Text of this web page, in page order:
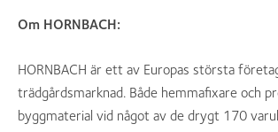
Om HORNBACH:
HORNBACH är ett av Europas största
trädgårdsmarknad. Både hemmafixare och
byggmaterial vid något av de drygt 170